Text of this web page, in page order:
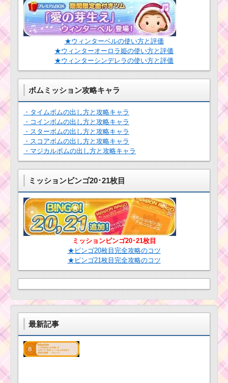
消したツムとクリアす
るためのコツ
黄色のツムでスキル
を1プレイで17回使う
ミッションを攻略する
ツム
ヒゲのあるツムで30
チェーン以上出すミッ
ションを攻略するツム
ツムツム11月プーさ
んのハチミツあつめ2枚
目のミッション内容と
攻略
第10弾ピックア
ップガチャはバ
レンタインデイジー・
バレンタインミニーが
再登場！
「+Score」を合計3個
使うのにコインを使わ
ない方法
ョンと報酬一覧のまと
★ウィンターベルの使い方と評価
★ウィンターオーロラ姫の使い方と評価
★ウィンターシンデレラの使い方と評価
ボムミッション攻略キャラ
・タイムボムの出し方と攻略キャラ
・コインボムの出し方と攻略キャラ
・スターボムの出し方と攻略キャラ
・スコアボムの出し方と攻略キャラ
・マジカルボムの出し方と攻略キャラ
ミッションビンゴ20･21枚目
ミッションビンゴ20･21枚目
★ビンゴ20枚目完全攻略のコツ
★ビンゴ21枚目完全攻略のコツ
最新記事